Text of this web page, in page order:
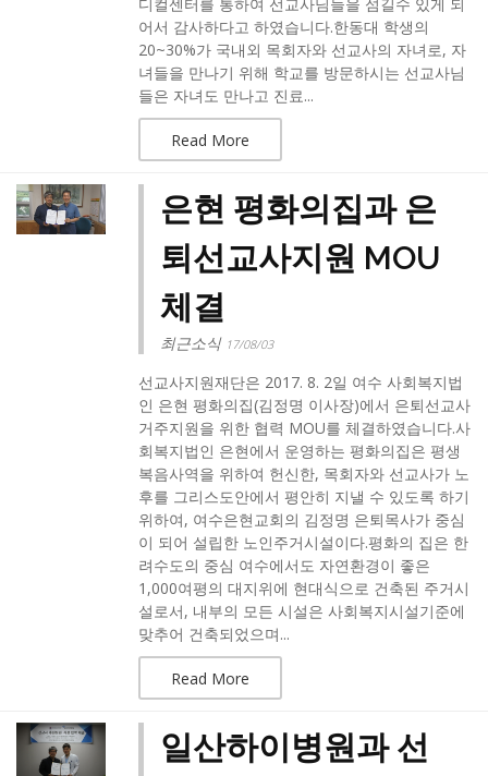
어서 감사하다고 하였습니다.한동대 학생의
20~30%가 국내외 목회자와 선교사의 자녀로, 자
녀들을 만나기 위해 학교를 방문하시는 선교사님
들은 자녀도 만나고 진료...
Read More
은현 평화의집과 은
퇴선교사지원 MOU
체결
최근소식 17/08/03
선교사지원재단은 2017. 8. 2일 여수 사회복지법
인 은현 평화의집(김정명 이사장)에서 은퇴선교사
거주지원을 위한 협력 MOU를 체결하였습니다.사
회복지법인 은현에서 운영하는 평화의집은 평생
복음사역을 위하여 헌신한, 목회자와 선교사가 노
후를 그리스도안에서 평안히 지낼 수 있도록 하기
위하여, 여수은현교회의 김정명 은퇴목사가 중심
이 되어 설립한 노인주거시설이다.평화의 집은 한
려수도의 중심 여수에서도 자연환경이 좋은
1,000여평의 대지위에 현대식으로 건축된 주거시
설로서, 내부의 모든 시설은 사회복지시설기준에
맞추어 건축되었으며...
Read More
일산하이병원과 선